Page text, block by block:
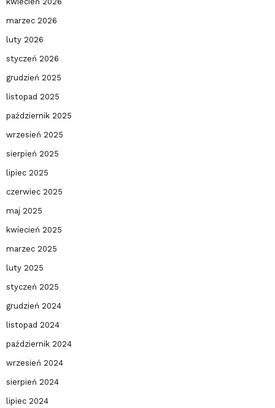
marzec 2026
luty 2026
styczeń 2026
grudzień 2025
listopad 2025
październik 2025
wrzesień 2025
sierpień 2025
lipiec 2025
czerwiec 2025
maj 2025
kwiecień 2025
marzec 2025
luty 2025
styczeń 2025
grudzień 2024
listopad 2024
październik 2024
wrzesień 2024
sierpień 2024
lipiec 2024